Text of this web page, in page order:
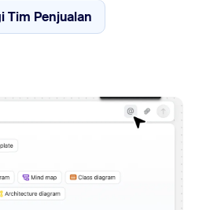
Tim Penjualan
Hubungi Tim Penjualan